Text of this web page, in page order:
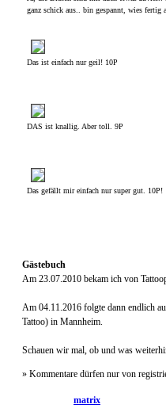
ganz schick aus.. bin gespannt, wies fertig
Das ist einfach nur geil! 10P
DAS ist knallig. Aber toll. 9P
Das gefällt mir einfach nur super gut. 10P!
Gästebuch
Am 23.07.2010 bekam ich von
Am 04.11.2016 folgte dann endlich
Tattoo) in Mannheim.
Schauen wir mal, ob und was
» Kommentare dürfen nur von
matrix